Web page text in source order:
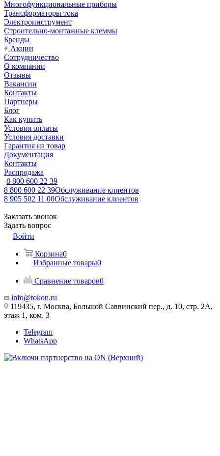
Многофункциональные приборы
Трансформаторы тока
Электроинструмент
Строительно-монтажные клеммы
Бренды
Акции
Сотрудничество
О компании
Отзывы
Вакансии
Контакты
Партнеры
Блог
Как купить
Условия оплаты
Условия доставки
Гарантия на товар
Документация
Контакты
Распродажа
8 800 600 22 39
8 800 600 22 39Обслуживание клиентов
8 905 502 11 00Обслуживание клиентов
Заказать звонок
Задать вопрос
Войти
Корзина0
Избранные товары0
Сравнение товаров0
info@tokon.ru
119435, г. Москва, Большой Саввинский пер., д. 10, стр. 2А,
этаж 1, ком. 3
Telegram
WhatsApp